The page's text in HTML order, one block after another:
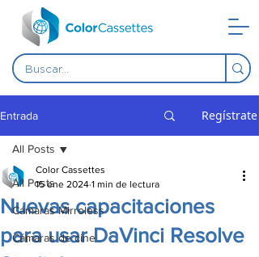
Entrada Regístrate
All Posts
Cámaras Mirroless
Cámaras de cine
All Posts
Nuevas capacitaciones
para usar DaVinci Resolve
Color Cassettes
15 ene 2024 1 min de lectura